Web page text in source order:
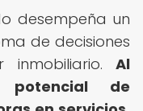
desempeña un
de decisiones
Al
potencial de